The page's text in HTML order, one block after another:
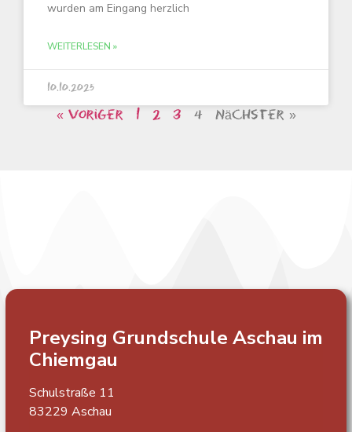
wurden am Eingang herzlich
WEITERLESEN »
10.10.2025
« Voriger 1 2 3 4 Nächster »
Preysing Grundschule Aschau im
Chiemgau
Schulstraße 11
83229 Aschau